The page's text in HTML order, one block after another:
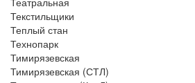
Текстильщики
Теплый стан
Технопарк
Тимирязевская
Тимирязевская (СТЛ)